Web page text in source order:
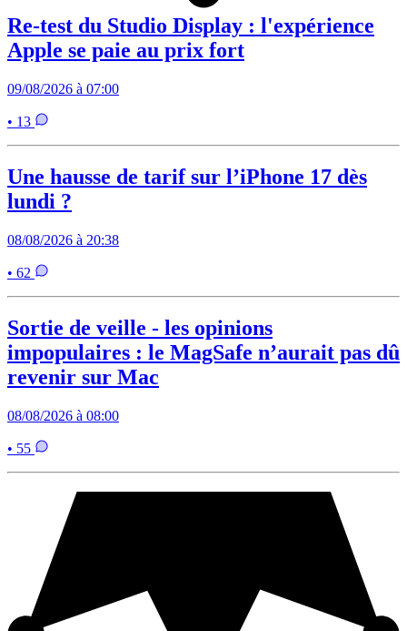
Re-test du Studio Display : l'expérience
Apple se paie au prix fort
09/08/2026 à 07:00
• 13
Une hausse de tarif sur l’iPhone 17 dès
lundi ?
08/08/2026 à 20:38
• 62
Sortie de veille - les opinions
impopulaires : le MagSafe n’aurait pas dû
revenir sur Mac
08/08/2026 à 08:00
• 55